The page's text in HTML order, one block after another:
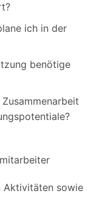
ich in der
benötige
Aktivitäten sowie